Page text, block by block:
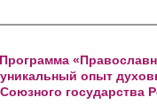
Программа
уникальный опыт
Союзного государства